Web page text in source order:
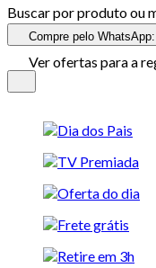
Buscar por produto ou
Compre pelo
Ver ofertas para a